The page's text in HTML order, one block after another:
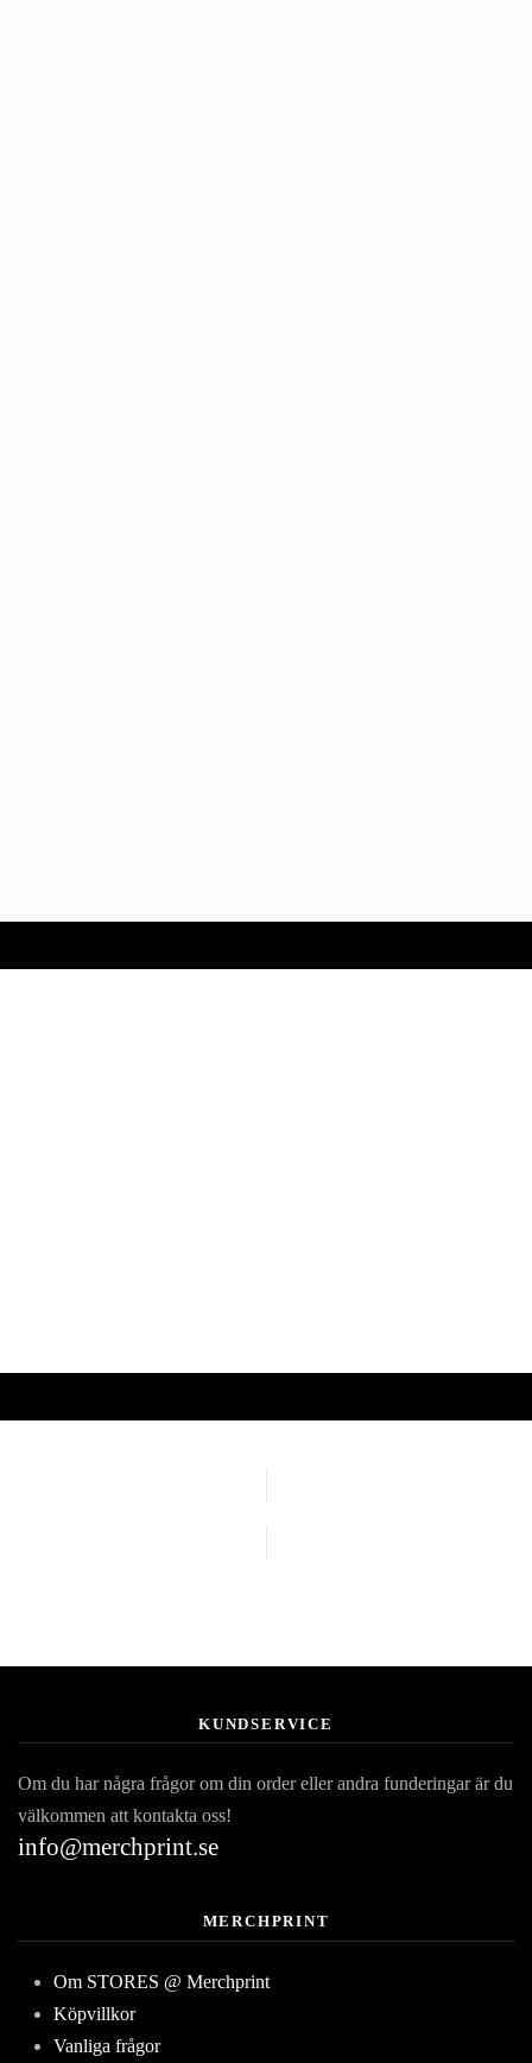
KUNDSERVICE
Om du har några frågor om din order eller andra funderingar är du
välkommen att kontakta oss!
info@merchprint.se
MERCHPRINT
Om STORES @ Merchprint
Köpvillkor
Vanliga frågor